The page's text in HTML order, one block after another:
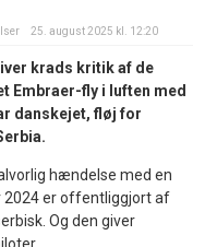
25. august 2025 kl. 12:20
krads kritik af de
Embraer-fly i luften med
danskejet, fløj for
hændelse med en
2024 er offentliggjort af
Og den giver